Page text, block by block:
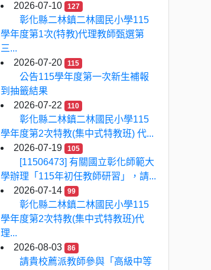
2026-07-10
127
彰化縣二林鎮二林國民小學115
學年度第1次(特教)代理教師甄選第
三...
2026-07-20
115
公告115學年度第一次新生補報
到抽籤結果
2026-07-22
110
彰化縣二林鎮二林國民小學115
學年度第2次特教(集中式特教班) 代...
2026-07-19
105
[11506473] 有關國立彰化師範大
學辦理「115年初任教師研習」，請...
2026-07-14
99
彰化縣二林鎮二林國民小學115
學年度第2次特教(集中式特教班)代
理...
2026-08-03
86
請貴校薦派教師參與「高級中等